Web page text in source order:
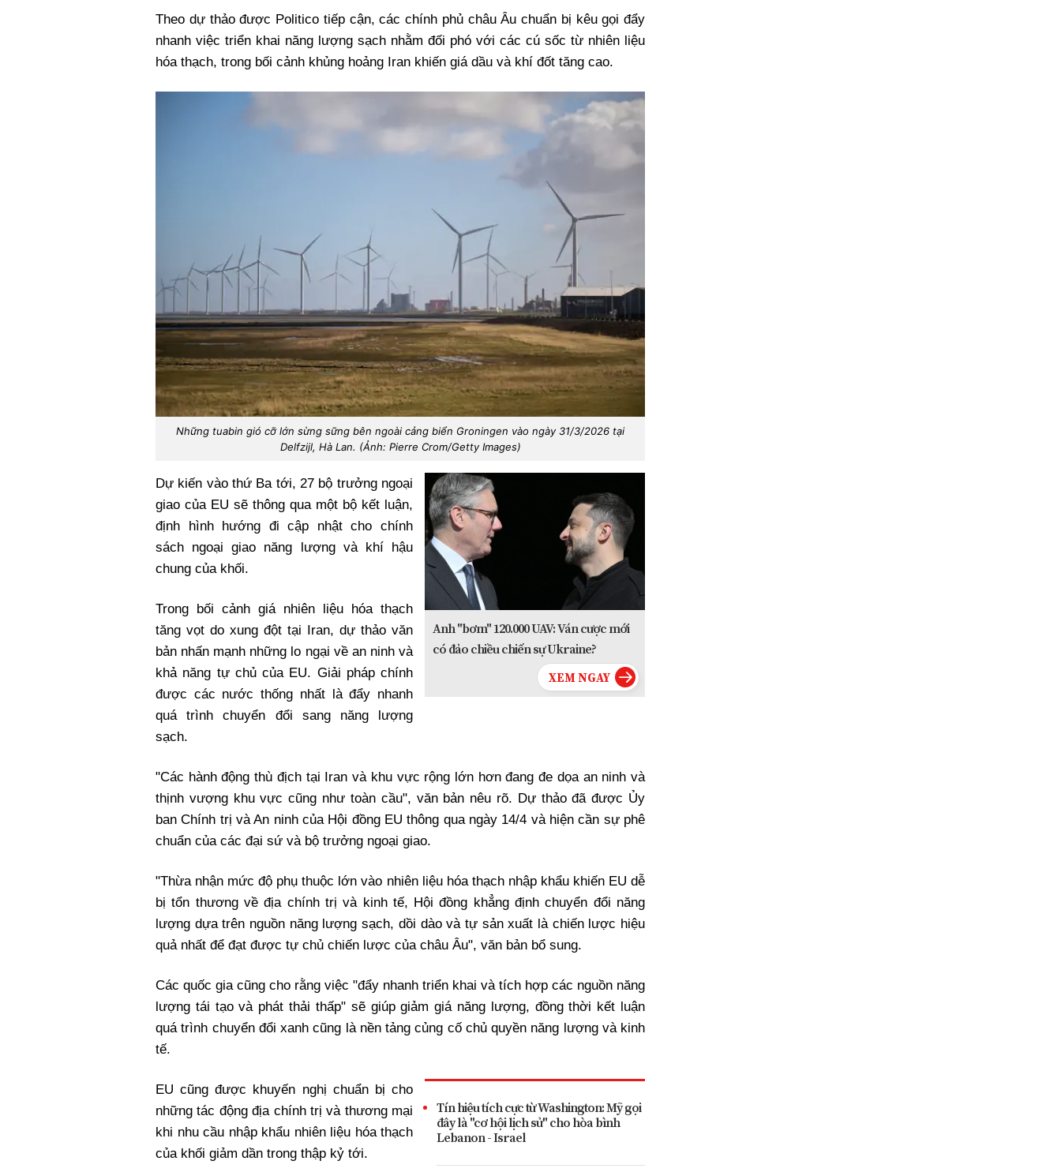
Theo dự thảo được Politico tiếp cận, các chính phủ châu Âu chuẩn bị kêu gọi đẩy
nhanh việc triển khai năng lượng sạch nhằm đối phó với các cú sốc từ nhiên liệu
hóa thạch, trong bối cảnh khủng hoảng Iran khiến giá dầu và khí đốt tăng cao.
Những tuabin gió cỡ lớn sừng sững bên ngoài cảng biển Groningen vào ngày 31/3/2026 tại
Delfzijl, Hà Lan. (Ảnh: Pierre Crom/Getty Images)
Anh "bơm" 120.000 UAV: Ván cược mới
có đảo chiều chiến sự Ukraine?
Dự kiến vào thứ Ba tới, 27 bộ trưởng ngoại
giao của EU sẽ thông qua một bộ kết luận,
định hình hướng đi cập nhật cho chính
sách ngoại giao năng lượng và khí hậu
chung của khối.
Trong bối cảnh giá nhiên liệu hóa thạch
tăng vọt do xung đột tại Iran, dự thảo văn
bản nhấn mạnh những lo ngại về an ninh và
khả năng tự chủ của EU. Giải pháp chính
được các nước thống nhất là đẩy nhanh
quá trình chuyển đổi sang năng lượng
sạch.
"Các hành động thù địch tại Iran và khu vực rộng lớn hơn đang đe dọa an ninh và
thịnh vượng khu vực cũng như toàn cầu", văn bản nêu rõ. Dự thảo đã được Ủy
ban Chính trị và An ninh của Hội đồng EU thông qua ngày 14/4 và hiện cần sự phê
chuẩn của các đại sứ và bộ trưởng ngoại giao.
"Thừa nhận mức độ phụ thuộc lớn vào nhiên liệu hóa thạch nhập khẩu khiến EU dễ
bị tổn thương về địa chính trị và kinh tế, Hội đồng khẳng định chuyển đổi năng
lượng dựa trên nguồn năng lượng sạch, dồi dào và tự sản xuất là chiến lược hiệu
quả nhất để đạt được tự chủ chiến lược của châu Âu", văn bản bổ sung.
Các quốc gia cũng cho rằng việc "đẩy nhanh triển khai và tích hợp các nguồn năng
lượng tái tạo và phát thải thấp" sẽ giúp giảm giá năng lượng, đồng thời kết luận
quá trình chuyển đổi xanh cũng là nền tảng củng cố chủ quyền năng lượng và kinh
tế.
Tín hiệu tích cực từ Washington: Mỹ gọi
đây là "cơ hội lịch sử" cho hòa bình
Lebanon - Israel
EU cũng được khuyến nghị chuẩn bị cho
những tác động địa chính trị và thương mại
khi nhu cầu nhập khẩu nhiên liệu hóa thạch
của khối giảm dần trong thập kỷ tới.